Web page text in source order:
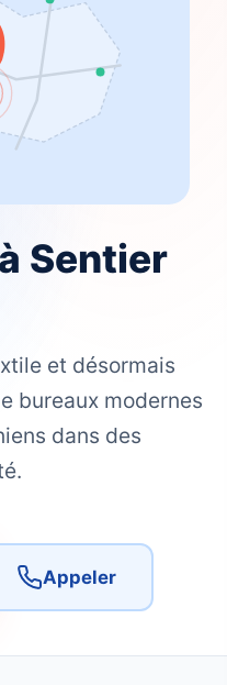
à Sentier
et désormais
bureaux modernes
dans des
Appeler